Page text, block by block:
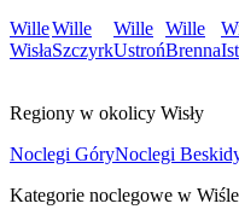
Wille
Wisła
Wille
Szczyrk
Wille
Ustroń
Wille
Brenna
Regiony w okolicy Wisły
Noclegi GóryNoclegi
Kategorie noclegowe w Wiśle